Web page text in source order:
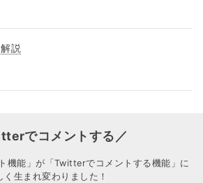
説
でコメントする／
機能」が「Twitterでコメントする機能」に
く生まれ変わりました！